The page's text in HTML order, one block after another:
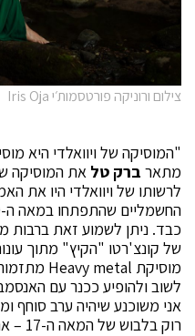
צילום ורוניקה פורטסמות׳י Iris Oja
מתאר ברק טל את המוסיקה
לרשותו של ויוואלדי היו את
כבד. ניתן לשמוע זאת ברבות
של קונצ'רטו "הקיץ" מתוך
מוסיקת Heavy metal
לשוב ולהופיע ככנר עם
אני משוכנע שיהיה ערב סוחף
רוק בלבוש של המאה ה-17 – אני מציע להגיע”.